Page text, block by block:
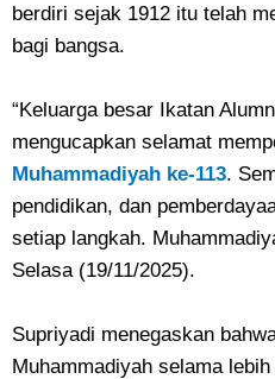
berdiri sejak 1912 itu telah
bagi bangsa.
“Keluarga besar Ikatan
mengucapkan selamat
Muhammadiyah ke-113.
pendidikan, dan
setiap langkah.
Selasa (19/11/2025).
Supriyadi menegaskan
Muhammadiyah selama